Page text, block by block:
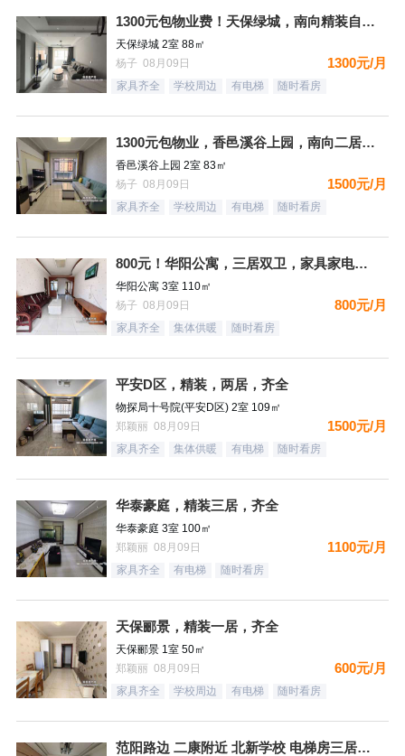
1300元包物业费！天保绿城，南向精装自住标准，很干净，看房
天保绿城 2室 88㎡
杨子 08月09日
1300元/月
家具齐全 学校周边 有电梯 随时看房
1300元包物业，香邑溪谷上园，南向二居，家具家电齐全，拎包
香邑溪谷上园 2室 83㎡
杨子 08月09日
1500元/月
家具齐全 学校周边 有电梯 随时看房
800元！华阳公寓，三居双卫，家具家电齐全，拎包入住，看房方
华阳公寓 3室 110㎡
杨子 08月09日
800元/月
家具齐全 集体供暖 随时看房
平安D区，精装，两居，齐全
物探局十号院(平安D区) 2室 109㎡
郑颖丽 08月09日
1500元/月
家具齐全 集体供暖 有电梯 随时看房
华泰豪庭，精装三居，齐全
华泰豪庭 3室 100㎡
郑颖丽 08月09日
1100元/月
家具齐全 有电梯 随时看房
天保郦景，精装一居，齐全
天保郦景 1室 50㎡
郑颖丽 08月09日
600元/月
家具齐全 学校周边 有电梯 随时看房
范阳路边 二康附近 北新学校 电梯房三居室 拎包即住